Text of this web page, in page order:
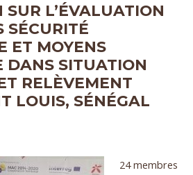
SUR L’ÉVALUATION
SÉCURITÉ
ET MOYENS
DANS SITUATION
RELÈVEMENT
LOUIS, SÉNÉGAL
24 membres